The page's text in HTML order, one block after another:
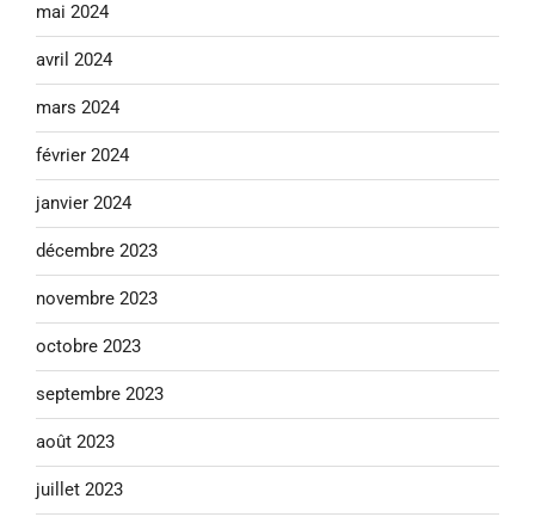
mai 2024
avril 2024
mars 2024
février 2024
janvier 2024
décembre 2023
novembre 2023
octobre 2023
septembre 2023
août 2023
juillet 2023